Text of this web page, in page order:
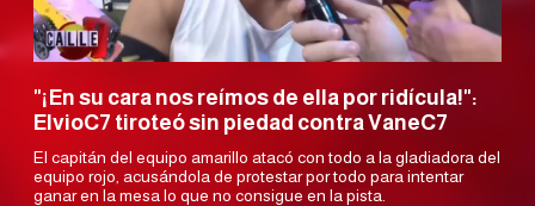
"¡En su cara nos reímos de ella por ridícula!":
ElvioC7 tiroteó sin piedad contra VaneC7
El capitán del equipo amarillo atacó con todo a la gladiadora del
equipo rojo, acusándola de protestar por todo para intentar
ganar en la mesa lo que no consigue en la pista.